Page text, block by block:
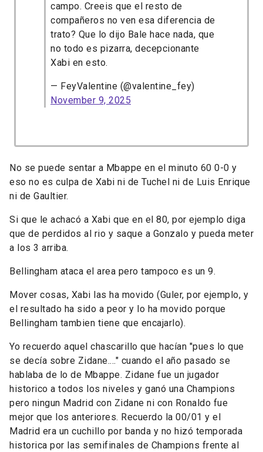
campo. Creeis que el resto de
compañeros no ven esa diferencia de
trato? Que lo dijo Bale hace nada, que
no todo es pizarra, decepcionante
Xabi en esto.
— FeyValentine (@valentine_fey)
November 9, 2025
No se puede sentar a Mbappe en el minuto 60 0-0 y
eso no es culpa de Xabi ni de Tuchel ni de Luis Enrique
ni de Gaultier.
Si que le achacó a Xabi que en el 80, por ejemplo diga
que de perdidos al rio y saque a Gonzalo y pueda meter
a los 3 arriba.
Bellingham ataca el area pero tampoco es un 9.
Mover cosas, Xabi las ha movido (Guler, por ejemplo, y
el resultado ha sido a peor y lo ha movido porque
Bellingham tambien tiene que encajarlo).
Yo recuerdo aquel chascarillo que hacían "pues lo que
se decía sobre Zidane...." cuando el año pasado se
hablaba de lo de Mbappe. Zidane fue un jugador
historico a todos los niveles y ganó una Champions
pero ningun Madrid con Zidane ni con Ronaldo fue
mejor que los anteriores. Recuerdo la 00/01 y el
Madrid era un cuchillo por banda y no hizó temporada
historica por las semifinales de Champions frente al